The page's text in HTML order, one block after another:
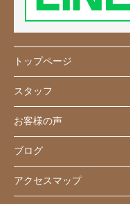
トップページ
スタッフ
お客様の声
ブログ
アクセスマップ